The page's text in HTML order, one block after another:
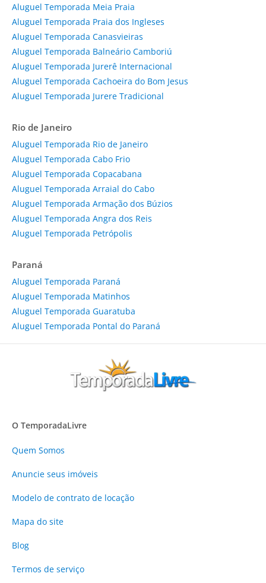
Aluguel Temporada Meia Praia
Aluguel Temporada Praia dos Ingleses
Aluguel Temporada Canasvieiras
Aluguel Temporada Balneário Camboriú
Aluguel Temporada Jurerê Internacional
Aluguel Temporada Cachoeira do Bom Jesus
Aluguel Temporada Jurere Tradicional
Rio de Janeiro
Aluguel Temporada Rio de Janeiro
Aluguel Temporada Cabo Frio
Aluguel Temporada Copacabana
Aluguel Temporada Arraial do Cabo
Aluguel Temporada Armação dos Búzios
Aluguel Temporada Angra dos Reis
Aluguel Temporada Petrópolis
Paraná
Aluguel Temporada Paraná
Aluguel Temporada Matinhos
Aluguel Temporada Guaratuba
Aluguel Temporada Pontal do Paraná
O TemporadaLivre
Quem Somos
Anuncie seus imóveis
Modelo de contrato de locação
Mapa do site
Blog
Termos de serviço